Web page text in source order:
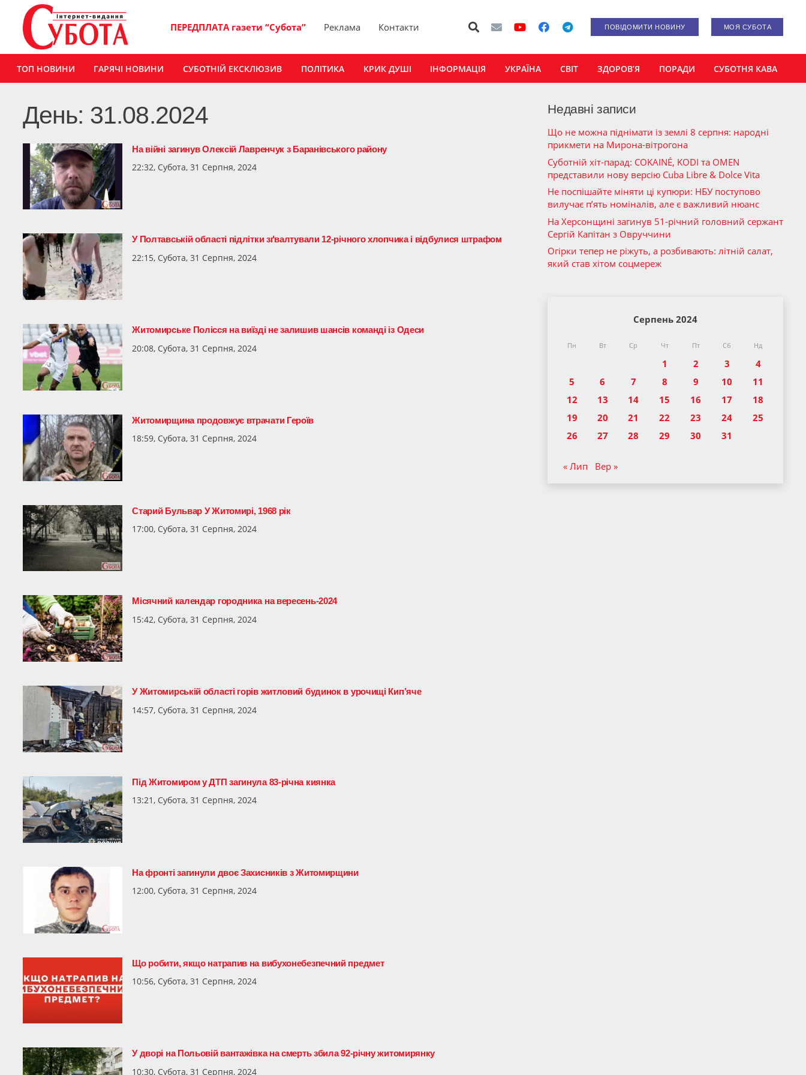
ПЕРЕДПЛАТА газети “Субота” Реклама Контакти ПОВІДОМИТИ НОВИНУ МОЯ СУБОТА
ТОП НОВИНИ ГАРЯЧІ НОВИНИ СУБОТНІЙ ЕКСКЛЮЗИВ ПОЛІТИКА КРИК ДУШІ ІНФОРМАЦІЯ УКРАЇНА СВІТ ЗДОРОВ’Я ПОРАДИ СУБОТНЯ КАВА
День: 31.08.2024
На війні загинув Олексій Лавренчук з Баранівського району
22:32, Субота, 31 Серпня, 2024
У Полтавській області підлітки зґвалтували 12-річного хлопчика і відбулися штрафом
22:15, Субота, 31 Серпня, 2024
Житомирське Полісся на виїзді не залишив шансів команді із Одеси
20:08, Субота, 31 Серпня, 2024
Житомирщина продовжує втрачати Героїв
18:59, Субота, 31 Серпня, 2024
Старий Бульвар У Житомирі, 1968 рік
17:00, Субота, 31 Серпня, 2024
Місячний календар городника на вересень-2024
15:42, Субота, 31 Серпня, 2024
У Житомирській області горів житловий будинок в урочищі Кип’яче
14:57, Субота, 31 Серпня, 2024
Під Житомиром у ДТП загинула 83-річна киянка
13:21, Субота, 31 Серпня, 2024
На фронті загинули двоє Захисників з Житомирщини
12:00, Субота, 31 Серпня, 2024
Що робити, якщо натрапив на вибухонебезпечний предмет
10:56, Субота, 31 Серпня, 2024
У дворі на Польовій вантажівка на смерть збила 92-річну житомирянку
10:30, Субота, 31 Серпня, 2024
Недавні записи
Що не можна піднімати із землі 8 серпня: народні
прикмети на Мирона-вітрогона
Суботній хіт-парад: COKAINÉ, KODI та OMEN
представили нову версію Cuba Libre & Dolce Vita
Не поспішайте міняти ці купюри: НБУ поступово
вилучає п’ять номіналів, але є важливий нюанс
На Херсонщині загинув 51-річний головний сержант
Сергій Капітан з Овруччини
Огірки тепер не ріжуть, а розбивають: літній салат,
який став хітом соцмереж
Серпень 2024
Пн Вт Ср Чт Пт Сб Нд
1 2 3
4
5
6 7 8 9 10
11
12
13 14 15 16 17
18
19
20 21 22 23 24
25
26
27 28 29 30 31
« Лип Вер »